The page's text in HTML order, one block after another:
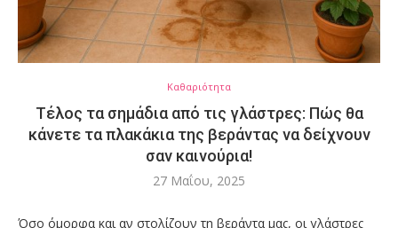
Καθαριότητα
Τέλος τα σημάδια από τις γλάστρες: Πώς θα
κάνετε τα πλακάκια της βεράντας να δείχνουν
σαν καινούρια!
27 Μαΐου, 2025
Όσο όμορφα και αν στολίζουν τη βεράντα μας, οι γλάστρες